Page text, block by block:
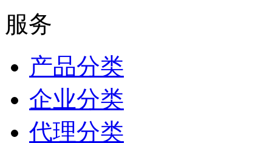
服务
产品分类
企业分类
代理分类